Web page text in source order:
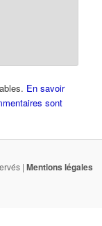
En savoir
sont
| Mentions légales